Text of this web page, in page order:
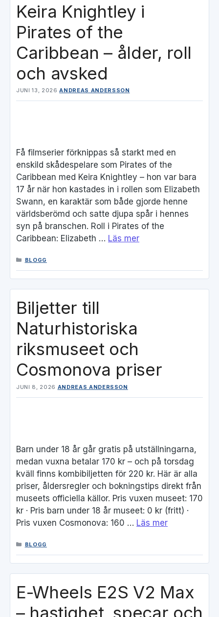
Keira Knightley i
Pirates of the
Caribbean – ålder, roll
och avsked
JUNI 13, 2026 ANDREAS ANDERSSON
Få filmserier förknippas så starkt med en
enskild skådespelare som Pirates of the
Caribbean med Keira Knightley – hon var bara
17 år när hon kastades in i rollen som Elizabeth
Swann, en karaktär som både gjorde henne
världsberömd och satte djupa spår i hennes
syn på branschen. Roll i Pirates of the
Caribbean: Elizabeth … Läs mer
KATEGORIER
BLOGG
Biljetter till
Naturhistoriska
riksmuseet och
Cosmonova priser
JUNI 8, 2026 ANDREAS ANDERSSON
Barn under 18 år går gratis på utställningarna,
medan vuxna betalar 170 kr – och på torsdag
kväll finns kombibiljetten för 220 kr. Här är alla
priser, åldersregler och bokningstips direkt från
museets officiella källor. Pris vuxen museet: 170
kr · Pris barn under 18 år museet: 0 kr (fritt) ·
Pris vuxen Cosmonova: 160 … Läs mer
KATEGORIER
BLOGG
E-Wheels E2S V2 Max
– hastighet, specar och